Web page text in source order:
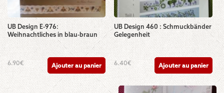
UB Design E-976:
Weihnachtliches in blau-braun
6.90€ Ajouter au panier
UB Design 460 : Schmuckbänder
Gelegenheit
6.40€ Ajouter au panier